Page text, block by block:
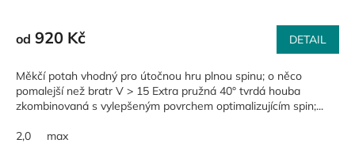
od 920 Kč DETAIL
Měkčí potah vhodný pro útočnou hru plnou spinu; o něco
pomalejší než bratr V > 15 Extra pružná 40° tvrdá houba
zkombinovaná s vylepšeným povrchem optimalizujícím spin;...
2,0 max